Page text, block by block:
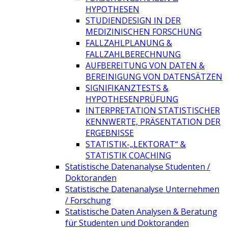
HYPOTHESEN
STUDIENDESIGN IN DER
MEDIZINISCHEN FORSCHUNG
FALLZAHLPLANUNG &
FALLZAHLBERECHNUNG
AUFBEREITUNG VON DATEN &
BEREINIGUNG VON DATENSÄTZEN
SIGNIFIKANZTESTS &
HYPOTHESENPRÜFUNG
INTERPRETATION STATISTISCHER
KENNWERTE, PRÄSENTATION DER
ERGEBNISSE
STATISTIK-„LEKTORAT“ &
STATISTIK COACHING
Statistische Datenanalyse Studenten /
Doktoranden
Statistische Datenanalyse Unternehmen
/ Forschung
Statistische Daten Analysen & Beratung
für Studenten und Doktoranden